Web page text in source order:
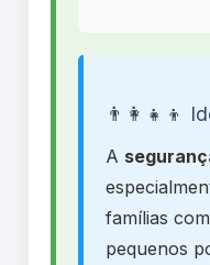
👨‍👩‍👧‍👦
A
famílias
pequenos